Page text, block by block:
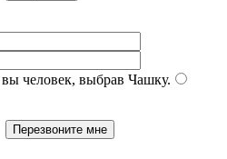
человек, выбрав Чашку.